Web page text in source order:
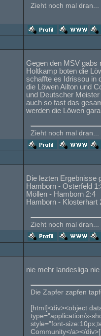
Zieht noch mal dran...
Gegen den MSV gabs
Holtkamp boten die
schaffte es Idrissou in
die Löwen Ailton und
und Deutscher
auch so fast das
werden die Löwen
Zieht noch mal dran...
Die lezten Ergebnisse
Hamborn - Osterfeld
Möllen - Hamborn 2:4
Hamborn - Klosterhart
Zieht noch mal dran...
nie mehr landesliga
Die Zapfer zapfen
[html]<div><object
type="application/x-
style="font-
Community</a></